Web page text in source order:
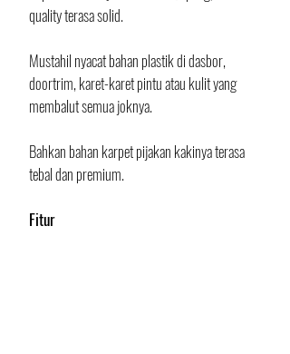
quality terasa solid.
Mustahil nyacat bahan plastik di dasbor,
doortrim, karet-karet pintu atau kulit yang
membalut semua joknya.
Bahkan bahan karpet pijakan kakinya terasa
tebal dan premium.
Fitur